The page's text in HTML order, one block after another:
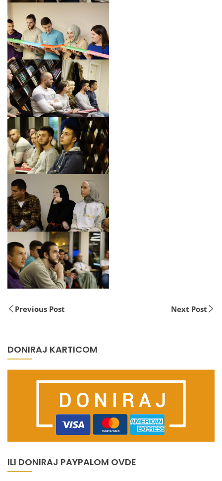
Previous Post Next Post
DONIRAJ KARTICOM
ILI DONIRAJ PAYPALOM OVDE